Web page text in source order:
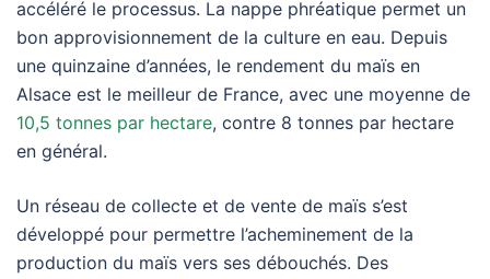
accéléré le processus. La nappe phréatique permet un
bon approvisionnement de la culture en eau. Depuis
une quinzaine d’années, le rendement du maïs en
Alsace est le meilleur de France, avec une moyenne de
10,5 tonnes par hectare, contre 8 tonnes par hectare
en général.
Un réseau de collecte et de vente de maïs s’est
développé pour permettre l’acheminement de la
production du maïs vers ses débouchés. Des